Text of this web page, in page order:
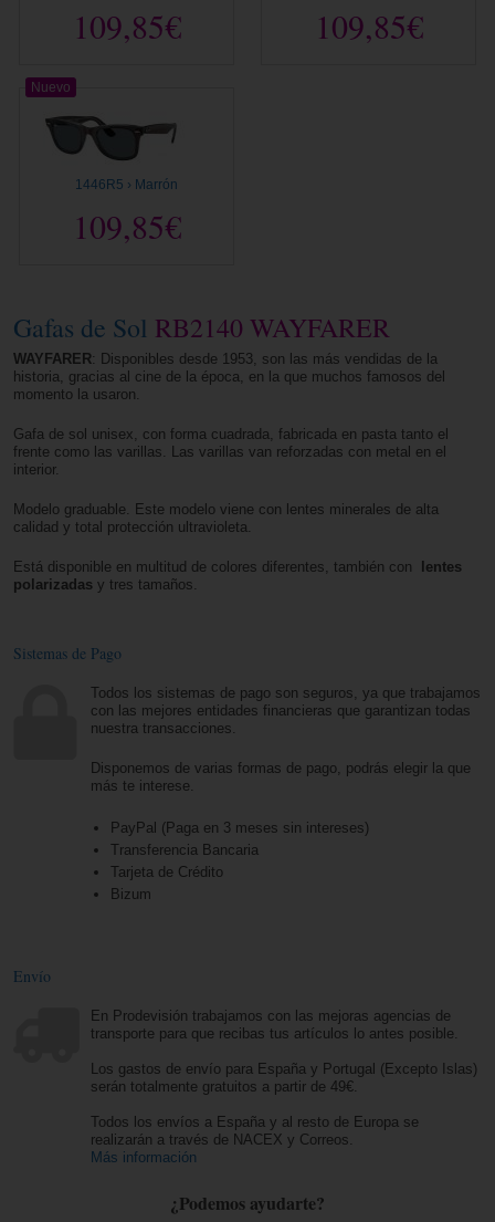
109,85€ 109,85€
1446R5 › Marrón
109,85€
Nuevo
Gafas de Sol RB2140 WAYFARER
WAYFARER: Disponibles desde 1953, son las más vendidas de la
historia, gracias al cine de la época, en la que muchos famosos del
momento la usaron.
Gafa de sol unisex, con forma cuadrada, fabricada en pasta tanto el
frente como las varillas. Las varillas van reforzadas con metal en el
interior.
Modelo graduable. Este modelo viene con lentes minerales de alta
calidad y total protección ultravioleta.
Está disponible en multitud de colores diferentes, también con
lentes
polarizadas y tres tamaños.
Sistemas de Pago
Todos los sistemas de pago son seguros, ya que trabajamos
con las mejores entidades financieras que garantizan todas
nuestra transacciones.
Disponemos de varias formas de pago, podrás elegir la que
más te interese.
PayPal (Paga en 3 meses sin intereses)
Transferencia Bancaria
Tarjeta de Crédito
Bizum
Envío
En Prodevisión trabajamos con las mejoras agencias de
transporte para que recibas tus artículos lo antes posible.
Los gastos de envío para España y Portugal (Excepto Islas)
serán totalmente gratuitos a partir de 49€.
Todos los envíos a España y al resto de Europa se
realizarán a través de NACEX y Correos.
Más información
¿Podemos ayudarte?